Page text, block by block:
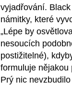
vyjadřování.
námitky, které
„Lépe by
nesoucích
postižitelné),
formuluje nějakou
Prý nic